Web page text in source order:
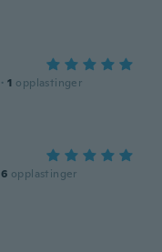
· 1 opplastinger
6 opplastinger